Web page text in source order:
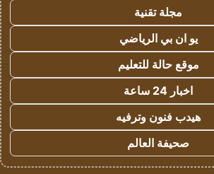
مجلة تقنية
يو ان بي الرياضي
موقع حالة للتعليم
اخبار 24 ساعة
هيدب فنون وترفيه
صحيفة العالم